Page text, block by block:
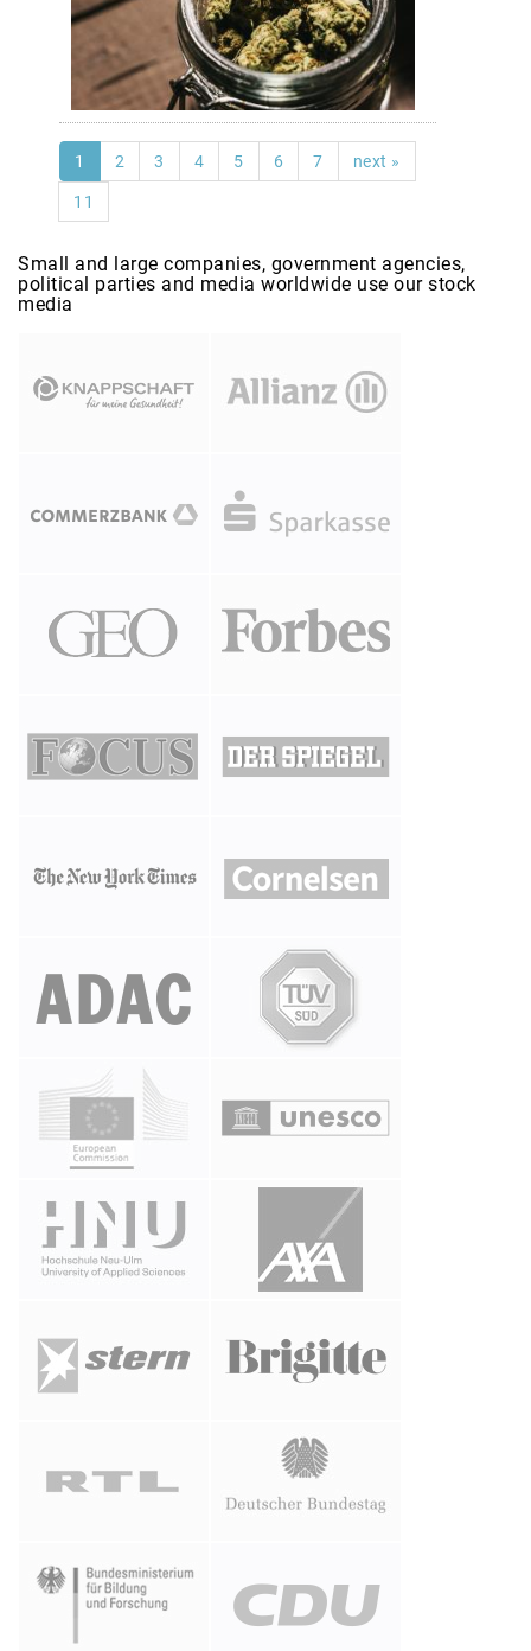
1 2 3 4 5 6 7 next »
11
Small and large companies, government agencies,
political parties and media worldwide use our stock
media